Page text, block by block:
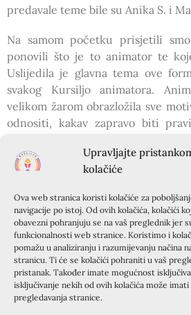
Upravljajte
kolačiće
Ova web stranica koristi kolačiće za
navigacije po istoj. Od ovih kolačića, kolačići
obavezni pohranjuju se na vaš preglednik jer
funkcionalnosti web stranice. Koristimo i
pomažu u analiziranju i razumijevanju načina
stranicu. Ti će se kolačići pohraniti u vaš
pristanak. Također imate mogućnost
isključivanje nekih od ovih kolačića može
pregledavanja stranice.
predavale teme bile su Anika S. i
Na samom početku prisjetili
ponovili što je to animator te
Uslijedila je glavna tema ove
svakog Kursiljo animatora.
velikom žarom obrazložila sve
odnositi, kakav zapravo biti
krizmanicima… Motive je
obrazložila i animatorica Anika S.
smo na papiriće upisivali
svakog animatora potakli na
motiviranosti u animatorstvu.
M. koji nam je iznio temu pod
kojoj nam je približio važnost i
euharistije kroz život i misli mnogih
Formaciju smo završili